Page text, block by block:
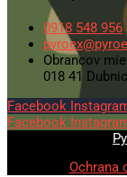
0918 548 956
Obrancov
018 41
Facebook
Facebook
Ochrana